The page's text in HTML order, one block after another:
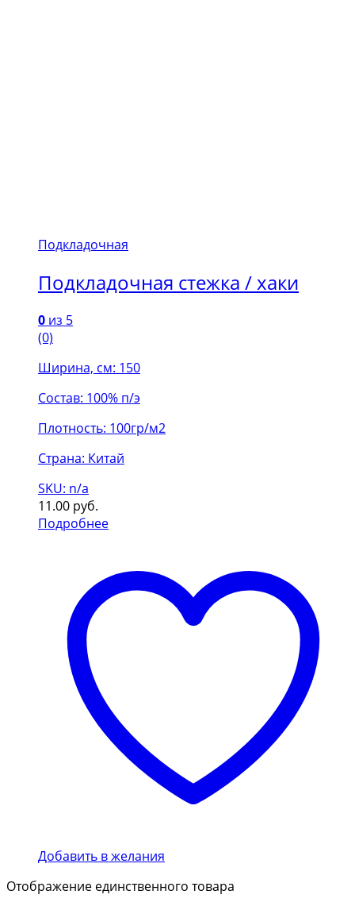
Подкладочная
Подкладочная стежка / хаки
0 из 5
(0)
Ширина, см: 150
Состав: 100% п/э
Плотность: 100гр/м2
Страна: Китай
SKU: n/a
11.00 руб.
Подробнее
Добавить в желания
Отображение единственного товара